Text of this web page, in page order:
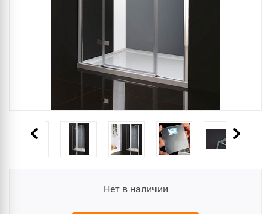
Нет в наличии